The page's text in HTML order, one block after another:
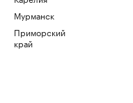
Мурманск
Приморский
край